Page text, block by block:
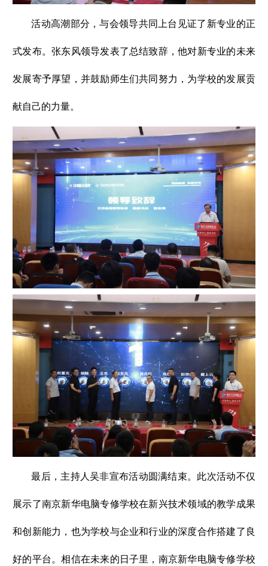
活动高潮部分，与会领导共同上台见证了新专业的正
式发布。张东风领导发表了总结致辞，他对新专业的未来
发展寄予厚望，并鼓励师生们共同努力，为学校的发展贡
献自己的力量。
最后，主持人吴非宣布活动圆满结束。此次活动不仅
展示了南京新华电脑专修学校在新兴技术领域的教学成果
和创新能力，也为学校与企业和行业的深度合作搭建了良
好的平台。相信在未来的日子里，南京新华电脑专修学校